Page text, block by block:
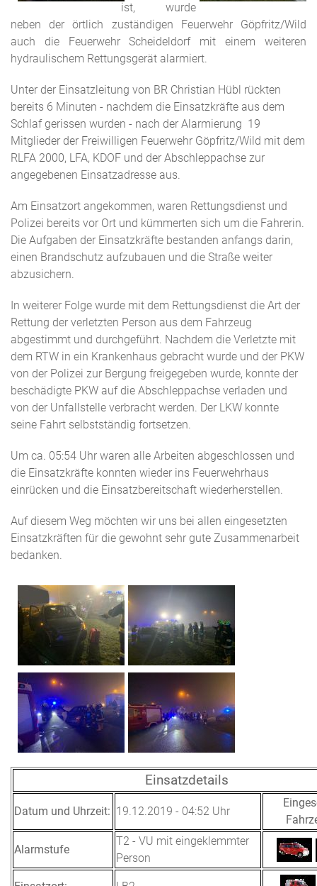
ist, wurde
neben der örtlich zuständigen Feuerwehr Göpfritz/Wild
auch die Feuerwehr Scheideldorf mit einem weiteren
hydraulischem Rettungsgerät alarmiert.
Unter der Einsatzleitung von BR Christian Hübl rückten
bereits 6 Minuten - nachdem die Einsatzkräfte aus dem
Schlaf gerissen wurden - nach der Alarmierung 19
Mitglieder der Freiwilligen Feuerwehr Göpfritz/Wild mit dem
RLFA 2000, LFA, KDOF und der Abschleppachse zur
angegebenen Einsatzadresse aus.
Am Einsatzort angekommen, waren Rettungsdienst und
Polizei bereits vor Ort und kümmerten sich um die Fahrerin.
Die Aufgaben der Einsatzkräfte bestanden anfangs darin,
einen Brandschutz aufzubauen und die Straße weiter
abzusichern.
In weiterer Folge wurde mit dem Rettungsdienst die Art der
Rettung der verletzten Person aus dem Fahrzeug
abgestimmt und durchgeführt. Nachdem die Verletzte mit
dem RTW in ein Krankenhaus gebracht wurde und der PKW
von der Polizei zur Bergung freigegeben wurde, konnte der
beschädigte PKW auf die Abschleppachse verladen und
von der Unfallstelle verbracht werden. Der LKW konnte
seine Fahrt selbstständig fortsetzen.
Um ca. 05:54 Uhr waren alle Arbeiten abgeschlossen und
die Einsatzkräfte konnten wieder ins Feuerwehrhaus
einrücken und die Einsatzbereitschaft wiederherstellen.
Auf diesem Weg möchten wir uns bei allen eingesetzten
Einsatzkräften für die gewohnt sehr gute Zusammenarbeit
bedanken.
Einsatzdetails
Datum und Uhrzeit: 19.12.2019 - 04:52 Uhr
Alarmstufe
T2 - VU mit eingeklemmter
Person